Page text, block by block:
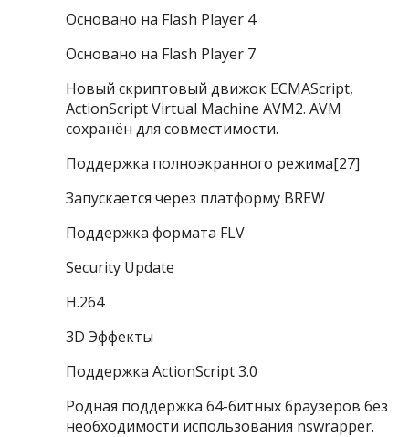
Основано на Flash Player 4
Основано на Flash Player 7
Новый скриптовый движок ECMAScript,
ActionScript Virtual Machine AVM2. AVM
сохранён для совместимости.
Поддержка полноэкранного режима[27]
Запускается через платформу BREW
Поддержка формата FLV
Security Update
H.264
3D Эффекты
Поддержка ActionScript 3.0
Родная поддержка 64-битных браузеров без
необходимости использования nswrapper.